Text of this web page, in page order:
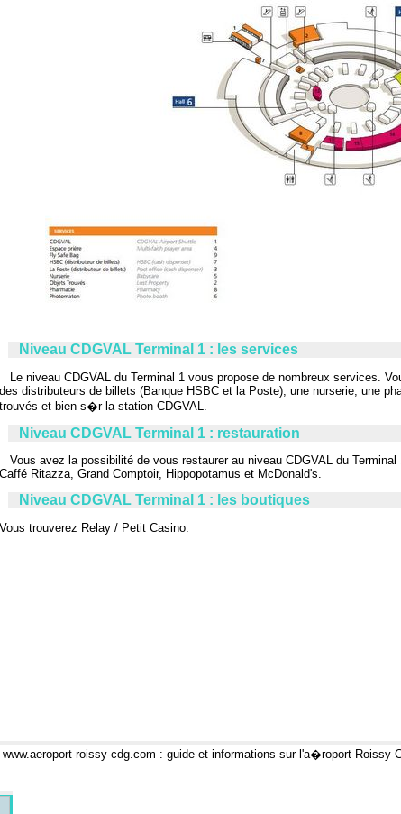
Niveau CDGVAL Terminal 1 : les services
Le niveau CDGVAL du Terminal 1 vous propose de nombreux services.
des distributeurs de billets (Banque HSBC et la Poste), une nurserie, une
trouvés et bien s�r la station CDGVAL
Niveau CDGVAL Terminal 1 : restauration
Vous avez la possibilité de vous restaurer au niveau CDGVAL du
Caffé Ritazza, Grand Comptoir, Hippopotamus et McDonald's.
Niveau CDGVAL Terminal 1 : les boutiques
Vous trouverez Relay / Petit Casino.
www.aeroport-roissy-cdg.com : guide et informations sur l'a�roport Roissy